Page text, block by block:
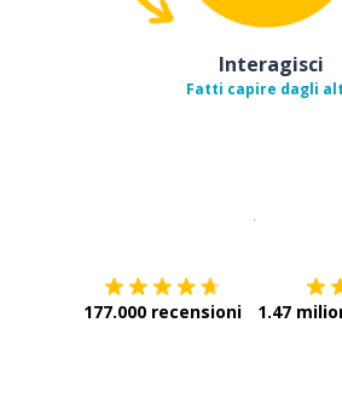
Interagisci
Fatti capire dagli
177.000 recensioni 1.47